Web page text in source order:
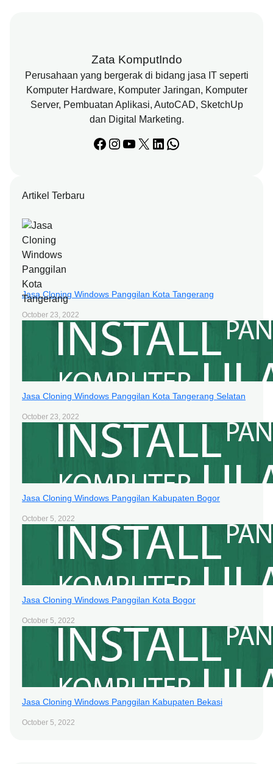
Zata KomputIndo
Perusahaan yang bergerak di bidang jasa IT seperti
Komputer Hardware, Komputer Jaringan, Komputer
Server, Pembuatan Aplikasi, AutoCAD, SketchUp
dan Digital Marketing.
Facebook Instagram YouTube X LinkedIn WhatsApp
Artikel Terbaru
Jasa Cloning Windows Panggilan Kota Tangerang
October 23, 2022
Jasa Cloning Windows Panggilan Kota Tangerang Selatan
October 23, 2022
Jasa Cloning Windows Panggilan Kabupaten Bogor
October 5, 2022
Jasa Cloning Windows Panggilan Kota Bogor
October 5, 2022
Jasa Cloning Windows Panggilan Kabupaten Bekasi
October 5, 2022